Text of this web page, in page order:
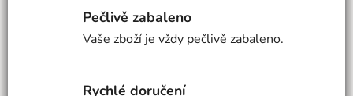
Pečlivě zabaleno
Vaše zboží je vždy pečlivě zabaleno.
Rychlé doručení